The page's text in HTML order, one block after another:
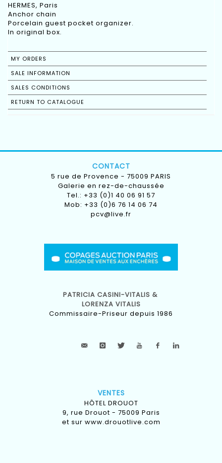
HERMES, Paris
Anchor chain
Porcelain guest pocket organizer.
In original box.
MY ORDERS
SALE INFORMATION
SALES CONDITIONS
RETURN TO CATALOGUE
CONTACT
5 rue de Provence - 75009 PARIS
Galerie en rez-de-chaussée
Tel.: +33 (0)1 40 06 91 57
Mob: +33 (0)6 76 14 06 74
pcv@live.fr
PATRICIA CASINI-VITALIS &
LORENZA VITALIS
Commissaire-Priseur depuis 1986
VENTES
HÔTEL DROUOT
9, rue Drouot - 75009 Paris
et sur www.drouotlive.com